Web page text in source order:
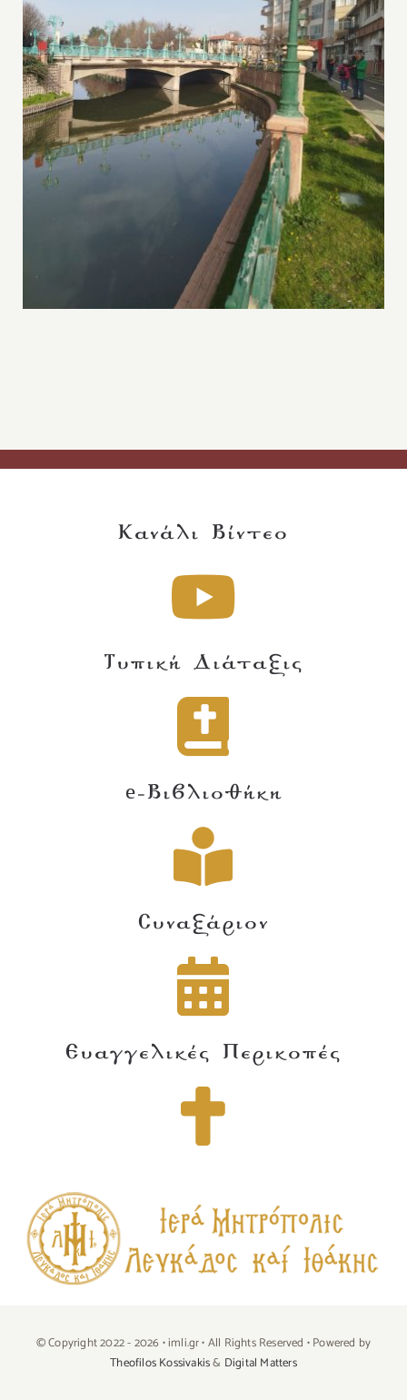
Κανάλι Βίντεο
Τυπική Διάταξις
e-Βιβλιοθήκη
Συναξάριον
Ευαγγελικές Περικοπές
© Copyright 2022 - 2026 • imli.gr • All Rights Reserved • Powered by
Theofilos Kossivakis& Digital Matters